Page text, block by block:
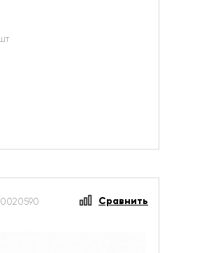
Сравнить